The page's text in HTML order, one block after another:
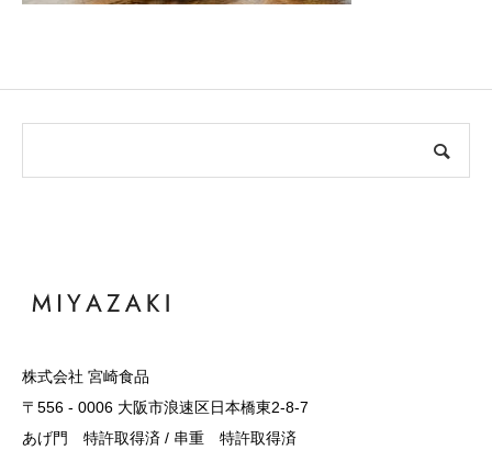
株式会社 宮崎食品
〒556 - 0006 大阪市浪速区日本橋東2-8-7
あげ門 特許取得済 / 串重 特許取得済